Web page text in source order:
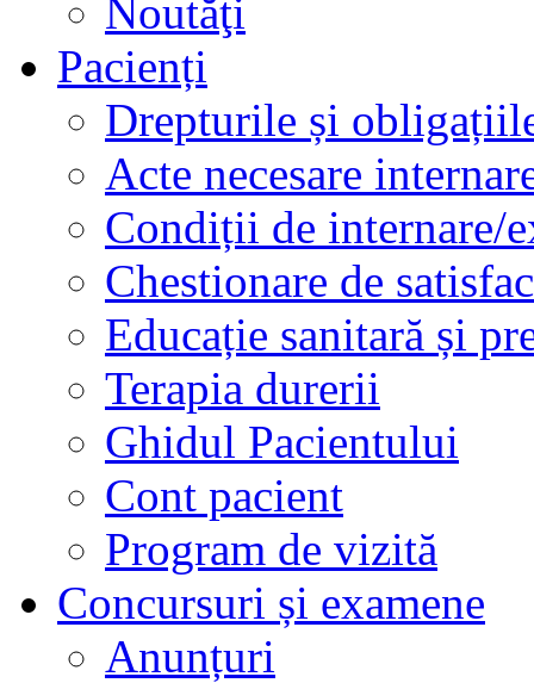
Noutăţi
Pacienți
Drepturile și
Acte necesare
Condiții de internare/
Chestionare de
Educație sanitară și
Terapia durerii
Ghidul Pacientului
Cont pacient
Program de vizită
Concursuri și examene
Anunțuri